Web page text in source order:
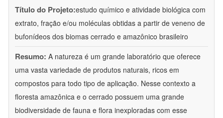
Título do Projeto:estudo químico e atividade biológica com
extrato, fração e/ou moléculas obtidas a partir de veneno de
bufonídeos dos biomas cerrado e amazônico brasileiro
Resumo: A natureza é um grande laboratório que oferece
uma vasta variedade de produtos naturais, ricos em
compostos para todo tipo de aplicação. Nesse contexto a
floresta amazônica e o cerrado possuem uma grande
biodiversidade de fauna e flora inexploradas com esse